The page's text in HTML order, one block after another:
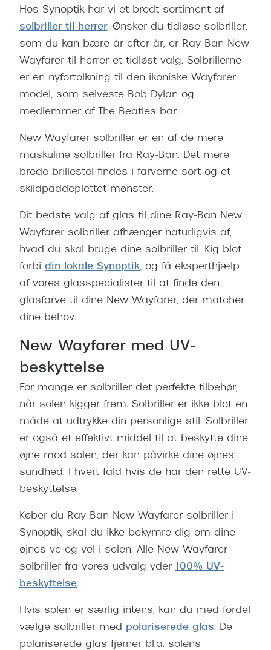
Hos Synoptik har vi et bredt sortiment af
solbriller til herrer. Ønsker du tidløse solbriller,
som du kan bære år efter år, er Ray-Ban New
Wayfarer til herrer et tidløst valg. Solbrillerne
er en nyfortolkning til den ikoniske Wayfarer
model, som selveste Bob Dylan og
medlemmer af The Beatles bar.
New Wayfarer solbriller er en af de mere
maskuline solbriller fra Ray-Ban. Det mere
brede brillestel findes i farverne sort og et
skildpaddeplettet mønster.
Dit bedste valg af glas til dine Ray-Ban New
Wayfarer solbriller afhænger naturligvis af,
hvad du skal bruge dine solbriller til. Kig blot
forbi din lokale Synoptik, og få eksperthjælp
af vores glasspecialister til at finde den
glasfarve til dine New Wayfarer, der matcher
dine behov.
New Wayfarer med UV-
beskyttelse
For mange er solbriller det perfekte tilbehør,
når solen kigger frem. Solbriller er ikke blot en
måde at udtrykke din personlige stil. Solbriller
er også et effektivt middel til at beskytte dine
øjne mod solen, der kan påvirke dine øjnes
sundhed. I hvert fald hvis de har den rette UV-
beskyttelse.
Køber du Ray-Ban New Wayfarer solbriller i
Synoptik, skal du ikke bekymre dig om dine
øjnes ve og vel i solen. Alle New Wayfarer
solbriller fra vores udvalg yder
100% UV-
beskyttelse.
Hvis solen er særlig intens, kan du med fordel
vælge solbriller med polariserede glas. De
polariserede glas fjerner bl.a. solens